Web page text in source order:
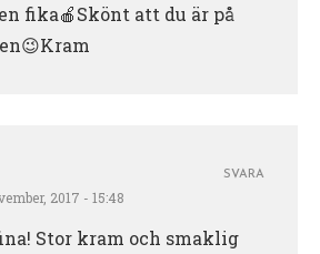
fika🍎Skönt att du är på
2017 - 15:48
Stor kram och smaklig
SVARA